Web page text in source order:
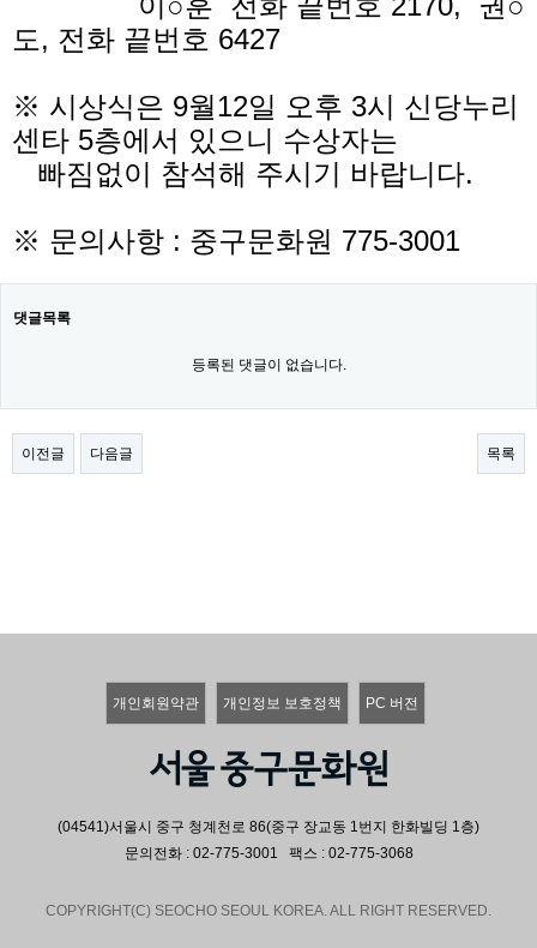
도, 전화 끝번호 6427
※ 시상식은 9월12일 오후 3시 신당누리
센타 5층에서 있으니 수상자는
빠짐없이 참석해 주시기 바랍니다.
※ 문의사항 : 중구문화원 775-3001
댓글목록
등록된 댓글이 없습니다.
이전글 다음글 목록
개인회원약관 개인정보 보호정책 PC 버전
(04541)서울시 중구 청계천로 86(중구 장교동 1번지 한화빌딩 1층)
문의전화 : 02-775-3001 팩스 : 02-775-3068
COPYRIGHT(C) SEOCHO SEOUL KOREA. ALL RIGHT RESERVED.